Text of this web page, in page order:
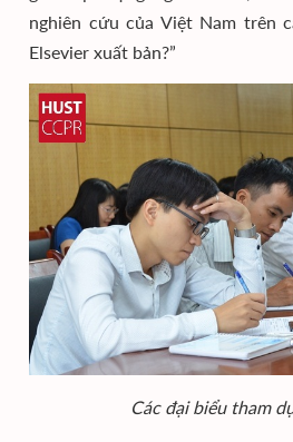
nghiên cứu của Việt Nam trên
Elsevier xuất bản?”
Các đại biểu tham